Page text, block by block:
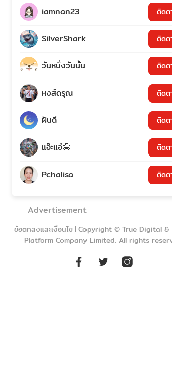
iamnan23 ติดต
SilverShark ติดต
วันหนึ่งวันนั้น ติดต
หงส์ดรุณ ติดต
ฝันดี ติดต
แอ๊ะแอ๋🤪 ติดต
Pchalisa ติดต
Advertisement
ข้อตกลงและเงื่อนไข | Copyright © True Digital &
Platform Company Limited. All rights